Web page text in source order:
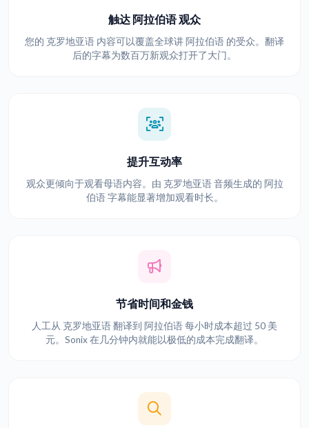
触达 阿拉伯语 观众
您的 克罗地亚语 内容可以覆盖全球讲 阿拉伯语 的受众。翻译
后的字幕为数百万新观众打开了大门。
提升互动率
观众更倾向于观看母语内容。由 克罗地亚语 音频生成的 阿拉
伯语 字幕能显著增加观看时长。
节省时间和金钱
人工从 克罗地亚语 翻译到 阿拉伯语 每小时成本超过 50 美
元。Sonix 在几分钟内就能以极低的成本完成翻译。